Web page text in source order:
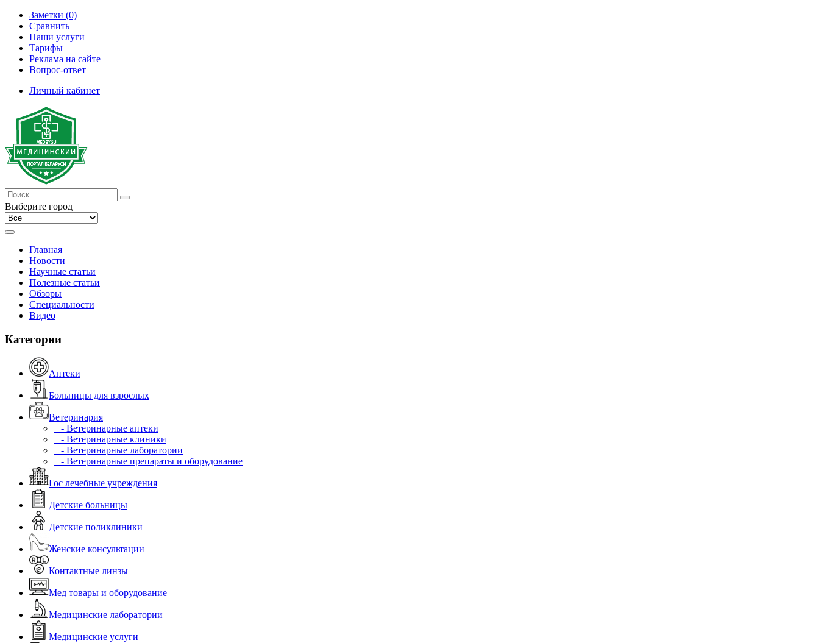
Заметки (0)
Сравнить
Наши услуги
Тарифы
Реклама на сайте
Вопрос-ответ
Личный кабинет
Выберите город
Главная
Новости
Научные статьи
Полезные статьи
Обзоры
Специальности
Видео
Категории
Аптеки
Больницы для взрослых
Ветеринария
- Ветеринарные аптеки
- Ветеринарные клиники
- Ветеринарные лаборатории
- Ветеринарные препараты и оборудование
Гос лечебные учреждения
Детские больницы
Детские поликлиники
Женские консультации
Контактные линзы
Мед товары и оборудование
Медицинские лаборатории
Медицинские услуги